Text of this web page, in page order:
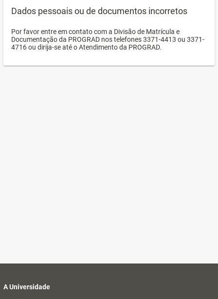
Dados pessoais ou de documentos incorretos
Por favor entre em contato com a Divisão de Matrícula e
Documentação da PROGRAD nos telefones 3371-4413 ou 3371-
4716 ou dirija-se até o Atendimento da PROGRAD.
A Universidade